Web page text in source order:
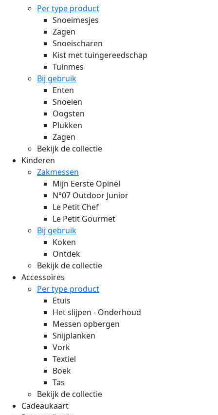
Per type product
Snoeimesjes
Zagen
Snoeischaren
Kist met tuingereedschap
Tuinmes
Bij gebruik
Enten
Snoeien
Oogsten
Plukken
Zagen
Bekijk de collectie
Kinderen
Zakmessen
Mijn Eerste Opinel
N°07 Outdoor Junior
Le Petit Chef
Le Petit Gourmet
Bij gebruik
Koken
Ontdek
Bekijk de collectie
Accessoires
Per type product
Etuis
Het slijpen - Onderhoud
Messen opbergen
Snijplanken
Vork
Textiel
Boek
Tas
Bekijk de collectie
Cadeaukaart